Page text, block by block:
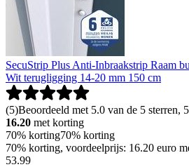
SecuStrip Plus Anti-Inbraakstrip Raam
Wit terugligging 14-20 mm 150 cm
(5)Beoordeeld met 5.0 van de 5 sterren,
16.20 met korting
70% korting70% korting
70% korting, voordeelprijs: 16.20 euro
53.99